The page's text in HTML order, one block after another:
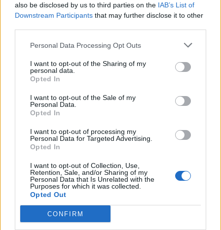
also be disclosed by us to third parties on the IAB’s List of
Downstream Participants that may further disclose it to other
Personal Data Processing Opt Outs
I want to opt-out of the Sharing of my
personal data.
Opted In
I want to opt-out of the Sale of my
Personal Data.
Opted In
I want to opt-out of processing my
Personal Data for Targeted Advertising.
Opted In
I want to opt-out of Collection, Use,
Retention, Sale, and/or Sharing of my
Personal Data that Is Unrelated with the
Purposes for which it was collected.
Opted Out
CONFIRM
Изкуствен интелект за първи път
създаде нови жизнеспособни вируси
07.08.2026 / 15:30
Астронавти на NASA излязоха в
открития космос
07.08.2026 / 15:00